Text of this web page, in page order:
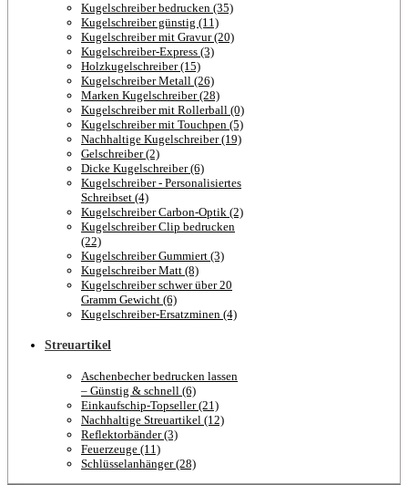
Kugelschreiber bedrucken (35)
Kugelschreiber günstig (11)
Kugelschreiber mit Gravur (20)
Kugelschreiber-Express (3)
Holzkugelschreiber (15)
Kugelschreiber Metall (26)
Marken Kugelschreiber (28)
Kugelschreiber mit Rollerball (0)
Kugelschreiber mit Touchpen (5)
Nachhaltige Kugelschreiber (19)
Gelschreiber (2)
Dicke Kugelschreiber (6)
Kugelschreiber - Personalisiertes
Schreibset (4)
Kugelschreiber Carbon-Optik (2)
Kugelschreiber Clip bedrucken
(22)
Kugelschreiber Gummiert (3)
Kugelschreiber Matt (8)
Kugelschreiber schwer über 20
Gramm Gewicht (6)
Kugelschreiber-Ersatzminen (4)
Streuartikel
Aschenbecher bedrucken lassen
– Günstig & schnell (6)
Einkaufschip-Topseller (21)
Nachhaltige Streuartikel (12)
Reflektorbänder (3)
Feuerzeuge (11)
Schlüsselanhänger (28)